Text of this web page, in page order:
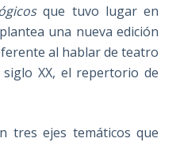
que tuvo lugar en
una nueva edición
al hablar de teatro
XX, el repertorio de
tres ejes temáticos que